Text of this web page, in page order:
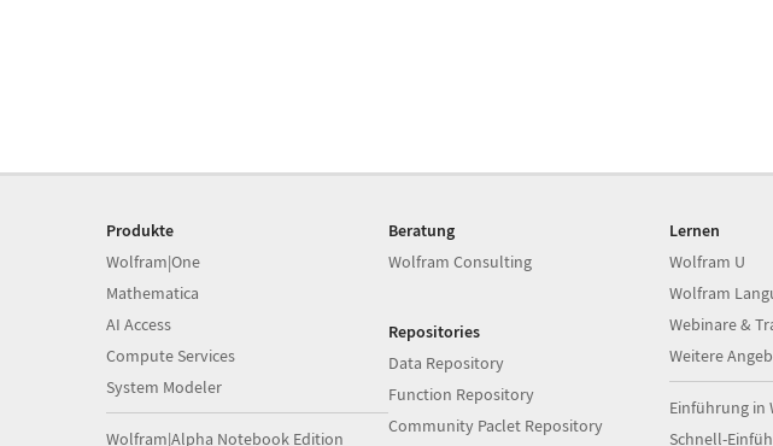
Produkte
Wolfram|One
Mathematica
AI Access
Compute Services
System Modeler
Wolfram|Alpha Notebook Edition
Beratung
Wolfram Consulting
Repositories
Data Repository
Function Repository
Community Paclet Repository
Lernen
Wolfram U
Wolfram
Webinare &
Weitere
Einführung in
Schnell-